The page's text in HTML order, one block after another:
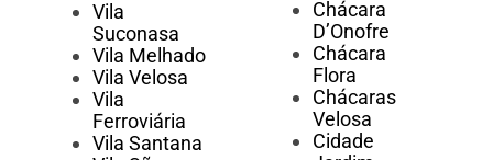
Vila
Suconasa
Vila Melhado
Vila Velosa
Vila
Ferroviária
Vila Santana
Chácara
D’Onofre
Chácara
Flora
Chácaras
Velosa
Cidade